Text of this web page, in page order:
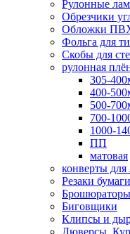
Рулонные
Обрезчики
Обложки
Фольга для
Скобы для
рулонная
305-
400-
500-
700-
1000-
ПП
матовая
конверты
Резаки бумаги
Биговщики
Клипсы и
Люверсы,